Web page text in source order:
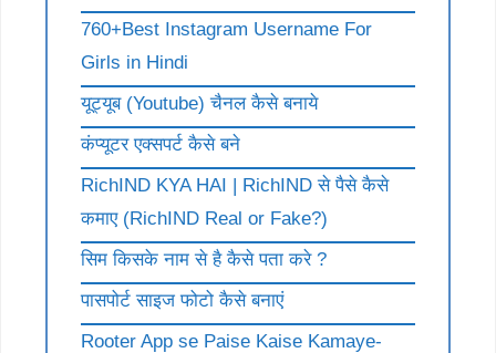
760+Best Instagram Username For
Girls in Hindi
यूट्यूब (Youtube) चैनल कैसे बनाये
कंप्यूटर एक्सपर्ट कैसे बने
RichIND KYA HAI | RichIND से पैसे कैसे
कमाए (RichIND Real or Fake?)
सिम किसके नाम से है कैसे पता करे ?
पासपोर्ट साइज फोटो कैसे बनाएं
Rooter App se Paise Kaise Kamaye-